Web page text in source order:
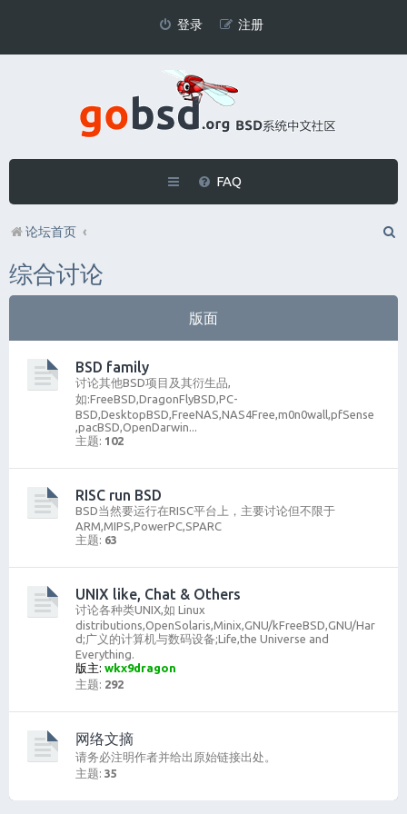
登录 注册
FAQ
论坛首页
综合讨论
版面
BSD family
讨论其他BSD项目及其衍生品,
如:FreeBSD,DragonFlyBSD,PC-
BSD,DesktopBSD,FreeNAS,NAS4Free,m0n0wall,pfSense
,pacBSD,OpenDarwin...
主题: 102
RISC run BSD
BSD当然要运行在RISC平台上，主要讨论但不限于
ARM,MIPS,PowerPC,SPARC
主题: 63
UNIX like, Chat & Others
讨论各种类UNIX,如 Linux
distributions,OpenSolaris,Minix,GNU/kFreeBSD,GNU/Har
d;广义的计算机与数码设备;Life,the Universe and
Everything.
版主: wkx9dragon
主题: 292
网络文摘
请务必注明作者并给出原始链接出处。
主题: 35